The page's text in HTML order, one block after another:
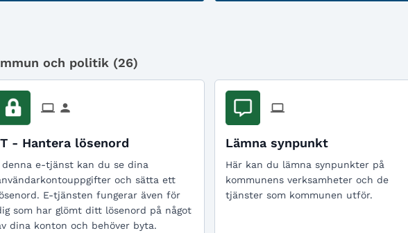
och politik (26)
- Hantera lösenord
denna e-tjänst kan du se dina
och sätta ett
E-tjänsten fungerar även för
som har glömt ditt lösenord på något
dina konton och behöver byta.
Lämna synpunkt
Här kan du lämna synpunkter på
kommunens verksamheter och de
tjänster som kommunen utför.